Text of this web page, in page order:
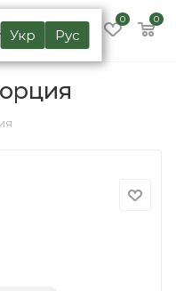
Укр Рус
0 0